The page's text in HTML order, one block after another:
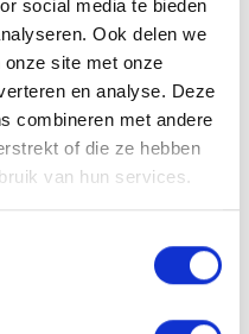
social media te bieden
Ook delen we
site met onze
en analyse. Deze
combineren met andere
of die ze hebben
van hun services.
Dimethiconol, Phenyl
Zeylanicum Bark
Extract, PEG-40 Hydrogenated
Potassium Sorbate, Benzyl
Raadpleeg steeds de